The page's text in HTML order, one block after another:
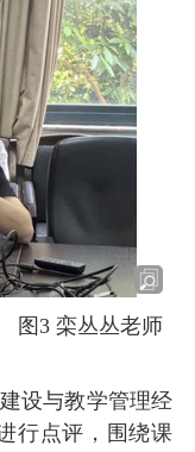
图 3 栾丛丛老师
设与教学管理经
行点评，围绕课